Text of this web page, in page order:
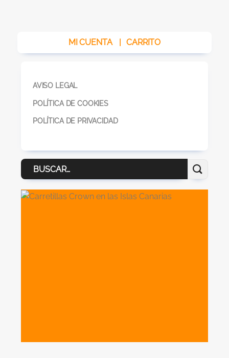
MI CUENTA | CARRITO
AVISO LEGAL
POLÍTICA DE COOKIES
POLÍTICA DE PRIVACIDAD
Buscar
por: